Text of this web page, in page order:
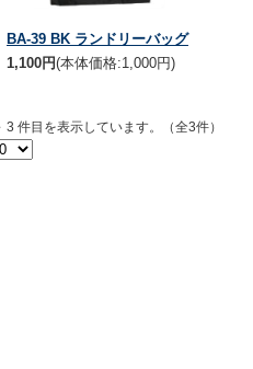
BA-39 BK ランドリーバッグ
1,100円(本体価格:1,000円)
3 件目を表示しています。（全3件）